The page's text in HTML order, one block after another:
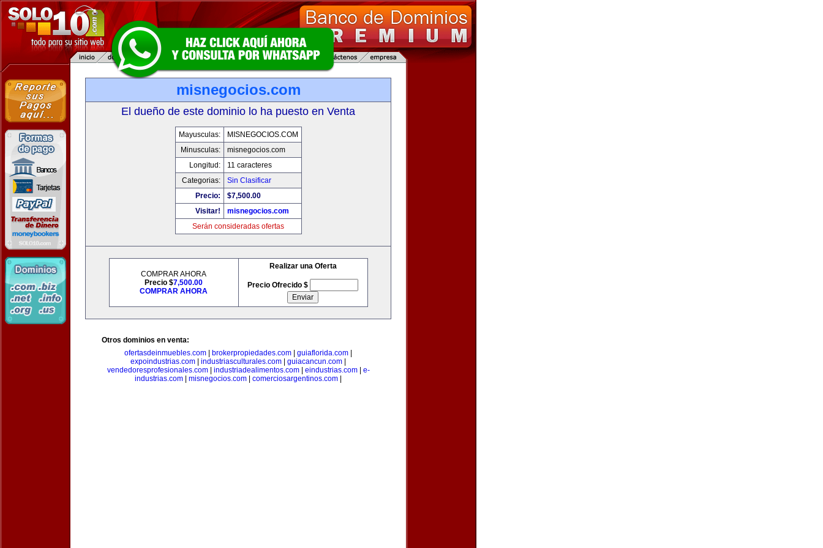
misnegocios.com
El dueño de este dominio lo ha puesto en Venta
Mayusculas:
MISNEGOCIOS.COM
Minusculas:
misnegocios.com
Longitud:
11 caracteres
Categorias:
Sin Clasificar
Precio:
$7,500.00
Visitar!
misnegocios.com
Serán consideradas ofertas
COMPRAR AHORA
Precio $7,500.00
COMPRAR AHORA
Realizar una Oferta
Precio Ofrecido $
Otros dominios en venta:
ofertasdeinmuebles.com
brokerpropiedades.com guiaflorida.com
expoindustrias.com
industriasculturales.com guiacancun.com
vendedoresprofesionales.com| industriadealimentos.com| eindustrias.com| e-
industrias.com
misnegocios.com comerciosargentinos.com